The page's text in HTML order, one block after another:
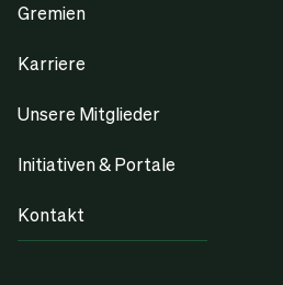
Gremien
Karriere
Unsere Mitglieder
Initiativen & Portale
Kontakt